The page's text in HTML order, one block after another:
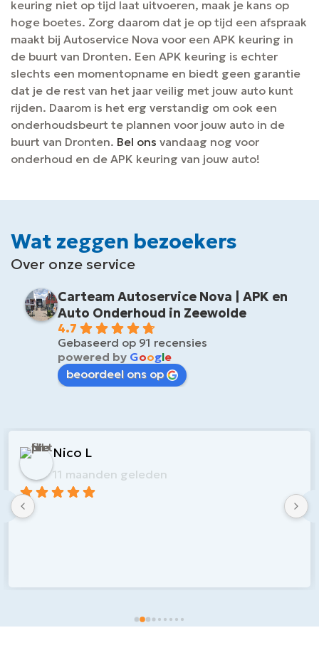
keuring niet op tijd laat uitvoeren, maak je kans op
hoge boetes. Zorg daarom dat je op tijd een afspraak
maakt bij Autoservice Nova voor een APK keuring in
de buurt van Dronten. Een APK keuring is echter
slechts een momentopname en biedt geen garantie
dat je de rest van het jaar veilig met jouw auto kunt
rijden. Daarom is het erg verstandig om ook een
onderhoudsbeurt te plannen voor jouw auto in de
buurt van Dronten. Bel ons vandaag nog voor
onderhoud en de APK keuring van jouw auto!
Wat zeggen bezoekers
Over onze service
Carteam Autoservice Nova | APK en
Auto Onderhoud in Zeewolde
4.7
Gebaseerd op 91 recensies
powered by Google
beoordeel ons op
Nico L
11 maanden geleden